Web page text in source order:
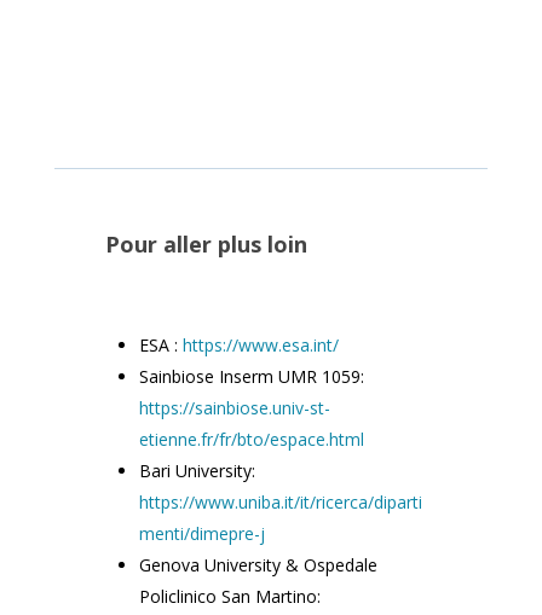
Pour aller plus loin
ESA :https://www.esa.int/
Sainbiose Inserm UMR 1059:
https://sainbiose.univ-st-
etienne.fr/fr/bto/espace.html
Bari University:
https://www.uniba.it/it/ricerca/diparti
menti/dimepre-j
Genova University & Ospedale
Policlinico San Martino: